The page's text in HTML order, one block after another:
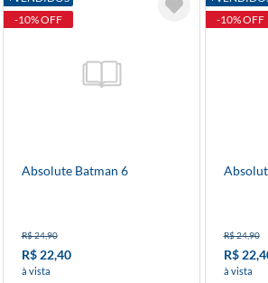
-10% OFF
Absolute Batman 6
R$ 24,90
R$ 22,40
à vista
-10% OFF
R$ 24,90
R$
à vista